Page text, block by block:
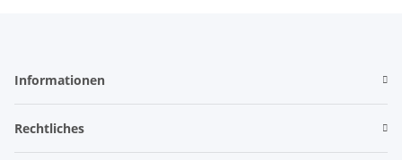
Informationen
Rechtliches